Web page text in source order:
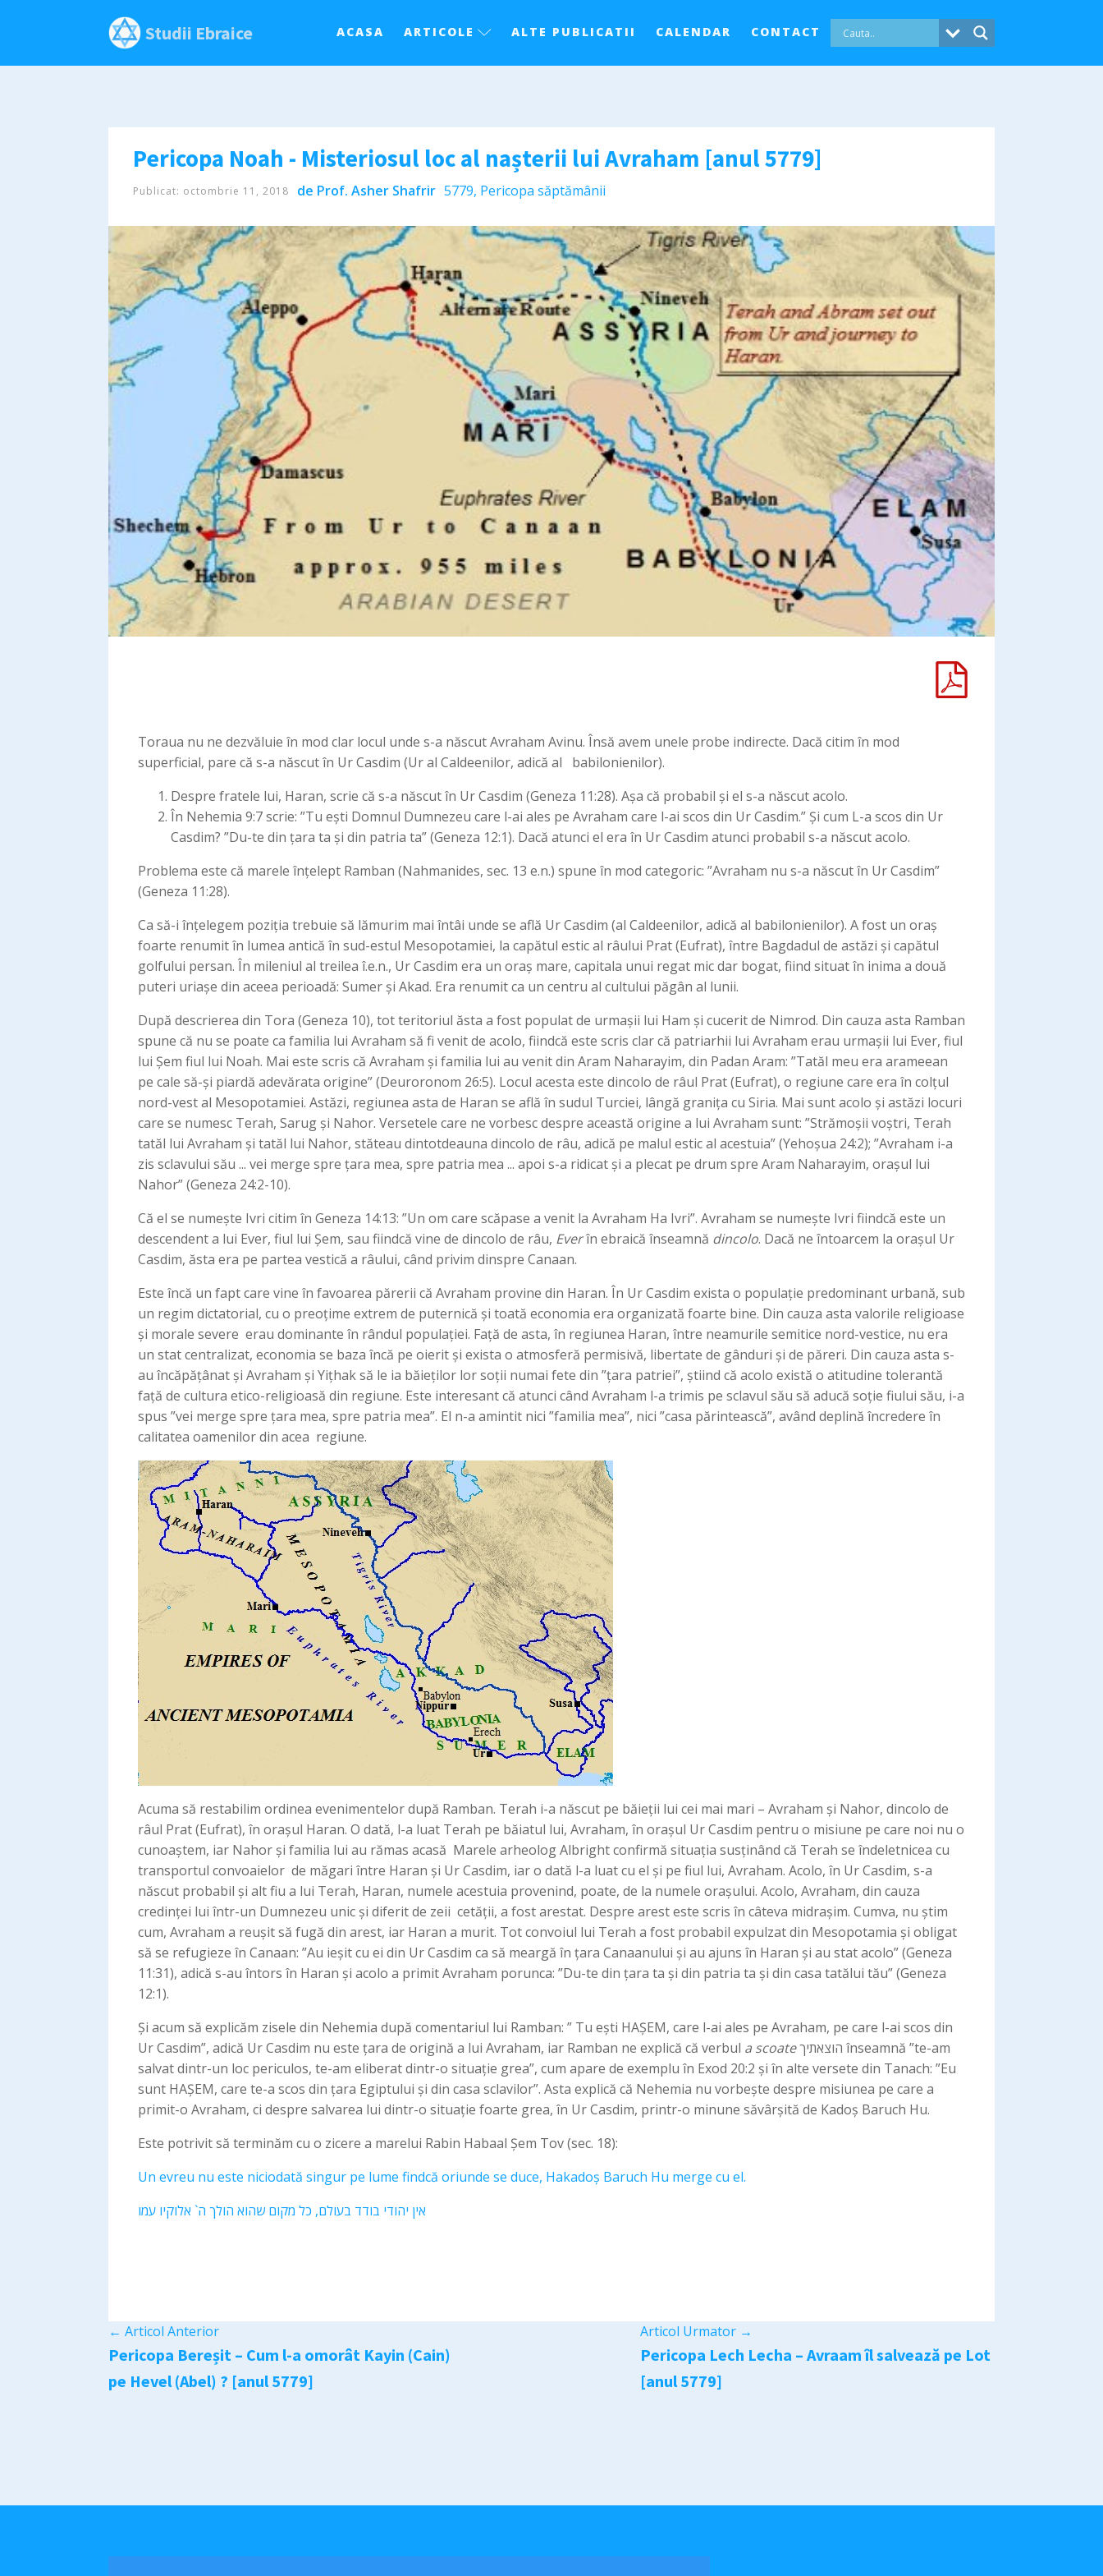
Studii Ebraice ACASA ARTICOLE ALTE PUBLICATII CALENDAR CONTACT
Pericopa Noah - Misteriosul loc al nașterii lui Avraham [anul 5779]
Publicat: octombrie 11, 2018 de Prof. Asher Shafrir 5779, Pericopa săptămânii
Toraua nu ne dezvăluie în mod clar locul unde s-a născut Avraham Avinu. Însă avem unele probe indirecte. Dacă citim în mod
superficial, pare că s-a născut în Ur Casdim (Ur al Caldeenilor, adică al babilonienilor).
Despre fratele lui, Haran, scrie că s-a născut în Ur Casdim (Geneza 11:28). Așa că probabil și el s-a născut acolo.
În Nehemia 9:7 scrie: ”Tu ești Domnul Dumnezeu care l-ai ales pe Avraham care l-ai scos din Ur Casdim.” Și cum L-a scos din Ur
Casdim? ”Du-te din țara ta și din patria ta” (Geneza 12:1). Dacă atunci el era în Ur Casdim atunci probabil s-a născut acolo.
Problema este că marele înțelept Ramban (Nahmanides, sec. 13 e.n.) spune în mod categoric: ”Avraham nu s-a născut în Ur Casdim”
(Geneza 11:28).
Ca să-i înțelegem poziția trebuie să lămurim mai întâi unde se află Ur Casdim (al Caldeenilor, adică al babilonienilor). A fost un oraș
foarte renumit în lumea antică în sud-estul Mesopotamiei, la capătul estic al râului Prat (Eufrat), între Bagdadul de astăzi și capătul
golfului persan. În mileniul al treilea î.e.n., Ur Casdim era un oraș mare, capitala unui regat mic dar bogat, fiind situat în inima a două
puteri uriașe din aceea perioadă: Sumer și Akad. Era renumit ca un centru al cultului păgân al lunii.
După descrierea din Tora (Geneza 10), tot teritoriul ăsta a fost populat de urmașii lui Ham și cucerit de Nimrod. Din cauza asta Ramban
spune că nu se poate ca familia lui Avraham să fi venit de acolo, fiindcă este scris clar că patriarhii lui Avraham erau urmașii lui Ever, fiul
lui Șem fiul lui Noah. Mai este scris că Avraham și familia lui au venit din Aram Naharayim, din Padan Aram: ”Tatăl meu era arameean
pe cale să-și piardă adevărata origine” (Deuroronom 26:5). Locul acesta este dincolo de râul Prat (Eufrat), o regiune care era în colțul
nord-vest al Mesopotamiei. Astăzi, regiunea asta de Haran se află în sudul Turciei, lângă granița cu Siria. Mai sunt acolo și astăzi locuri
care se numesc Terah, Sarug și Nahor. Versetele care ne vorbesc despre această origine a lui Avraham sunt: ”Strămoșii voștri, Terah
tatăl lui Avraham și tatăl lui Nahor, stăteau dintotdeauna dincolo de râu, adică pe malul estic al acestuia” (Yehoșua 24:2); ”Avraham i-a
zis sclavului său ... vei merge spre țara mea, spre patria mea ... apoi s-a ridicat și a plecat pe drum spre Aram Naharayim, orașul lui
Nahor” (Geneza 24:2-10).
Că el se numește Ivri citim în Geneza 14:13: ”Un om care scăpase a venit la Avraham Ha Ivri”. Avraham se numește Ivri fiindcă este un
descendent a lui Ever, fiul lui Șem, sau fiindcă vine de dincolo de râu, Everîn ebraică înseamnă dincolo. Dacă ne întoarcem la orașul Ur
Casdim, ăsta era pe partea vestică a râului, când privim dinspre Canaan.
Este încă un fapt care vine în favoarea părerii că Avraham provine din Haran. În Ur Casdim exista o populație predominant urbană, sub
un regim dictatorial, cu o preoțime extrem de puternică și toată economia era organizată foarte bine. Din cauza asta valorile religioase
și morale severe erau dominante în rândul populației. Față de asta, în regiunea Haran, între neamurile semitice nord-vestice, nu era
un stat centralizat, economia se baza încă pe oierit și exista o atmosferă permisivă, libertate de gânduri și de păreri. Din cauza asta s-
au încăpățânat și Avraham și Yițhak să le ia băieților lor soții numai fete din ”țara patriei”, știind că acolo există o atitudine tolerantă
față de cultura etico-religioasă din regiune. Este interesant că atunci când Avraham l-a trimis pe sclavul său să aducă soție fiului său, i-a
spus ”vei merge spre țara mea, spre patria mea”. El n-a amintit nici ”familia mea”, nici ”casa părintească”, având deplină încredere în
calitatea oamenilor din acea regiune.
Acuma să restabilim ordinea evenimentelor după Ramban. Terah i-a născut pe băieții lui cei mai mari – Avraham și Nahor, dincolo de
râul Prat (Eufrat), în orașul Haran. O dată, l-a luat Terah pe băiatul lui, Avraham, în orașul Ur Casdim pentru o misiune pe care noi nu o
cunoaștem, iar Nahor și familia lui au rămas acasă Marele arheolog Albright confirmă situația susținând că Terah se îndeletnicea cu
transportul convoaielor de măgari între Haran și Ur Casdim, iar o dată l-a luat cu el și pe fiul lui, Avraham. Acolo, în Ur Casdim, s-a
născut probabil și alt fiu a lui Terah, Haran, numele acestuia provenind, poate, de la numele orașului. Acolo, Avraham, din cauza
credinței lui într-un Dumnezeu unic și diferit de zeii cetății, a fost arestat. Despre arest este scris în câteva midrașim. Cumva, nu știm
cum, Avraham a reușit să fugă din arest, iar Haran a murit. Tot convoiul lui Terah a fost probabil expulzat din Mesopotamia și obligat
să se refugieze în Canaan: ”Au ieșit cu ei din Ur Casdim ca să meargă în țara Canaanului și au ajuns în Haran și au stat acolo” (Geneza
11:31), adică s-au întors în Haran și acolo a primit Avraham porunca: ”Du-te din țara ta și din patria ta și din casa tatălui tău” (Geneza
12:1).
Și acum să explicăm zisele din Nehemia după comentariul lui Ramban: ” Tu ești HAȘEM, care l-ai ales pe Avraham, pe care l-ai scos din
Ur Casdim”, adică Ur Casdim nu este țara de origină a lui Avraham, iar Ramban ne explică că verbul a scoateהוצאתיך înseamnă ”te-am
salvat dintr-un loc periculos, te-am eliberat dintr-o situație grea”, cum apare de exemplu în Exod 20:2 și în alte versete din Tanach: ”Eu
sunt HAȘEM, care te-a scos din țara Egiptului și din casa sclavilor”. Asta explică că Nehemia nu vorbește despre misiunea pe care a
primit-o Avraham, ci despre salvarea lui dintr-o situație foarte grea, în Ur Casdim, printr-o minune săvârșită de Kadoș Baruch Hu.
Este potrivit să terminăm cu o zicere a marelui Rabin Habaal Șem Tov (sec. 18):
Un evreu nu este niciodată singur pe lume findcă oriunde se duce, Hakadoș Baruch Hu merge cu el.
אין יהודי בודד בעולם, כל מקום שהוא הולך ה` אלוקיו עמו
← Articol Anterior
Pericopa Bereșit – Cum l-a omorât Kayin (Cain)
pe Hevel (Abel) ? [anul 5779]
Articol Urmator →
Pericopa Lech Lecha – Avraam îl salvează pe Lot
[anul 5779]